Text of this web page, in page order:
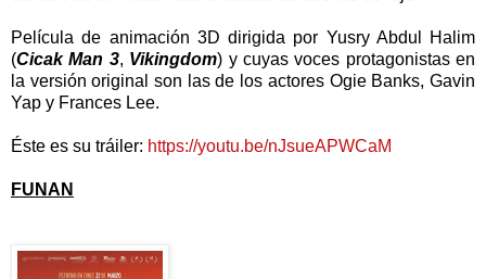
Película de animación 3D dirigida por Yusry Abdul Halim
(Cicak Man 3, Vikingdom) y cuyas voces protagonistas en
la versión original son las de los actores Ogie Banks, Gavin
Yap y Frances Lee.
Éste es su tráiler: https://youtu.be/nJsueAPWCaM
FUNAN